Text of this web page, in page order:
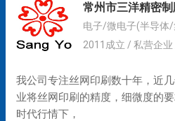
常州市三洋精密制
电子/微电子(半导体
2011成立 / 私营企
我公司专注丝网印刷数十年，近
业将丝网印刷的精度，细微度的
时代行情下，